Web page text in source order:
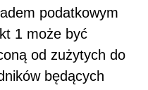
podatkowym
1 może być
od zużytych do
będących